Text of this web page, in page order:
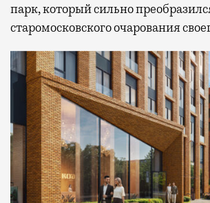
парк, который сильно
старомосковского очарования